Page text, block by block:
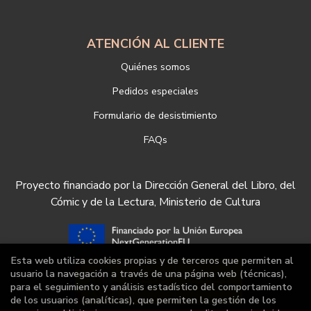
ATENCIÓN AL CLIENTE
Quiénes somos
Pedidos especiales
Formulario de desistimiento
FAQs
Proyecto financiado por la Dirección General del Libro, del
Cómic y de la Lectura, Ministerio de Cultura
Esta web utiliza cookies propias y de terceros que permiten al
usuario la navegación a través de una página web (técnicas),
para el seguimiento y análisis estadístico del comportamiento
de los usuarios (analíticas), que permiten la gestión de los